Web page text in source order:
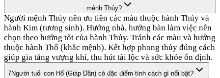
mệnh Thủy?
Người mệnh Thủy nên ưu tiên các màu thuộc hành Thủy và
hành Kim (tương sinh). Hướng nhà, hướng bàn làm việc nên
chọn theo hướng tốt của hành Thủy. Tránh các màu và hướng
thuộc hành Thổ (khắc mệnh). Kết hợp phong thủy đúng cách
giúp gia tăng vượng khí, thu hút tài lộc và sức khỏe ổn định.
7Người tuổi con Hổ (Giáp Dần) có đặc điểm tính cách gì nổi bật?